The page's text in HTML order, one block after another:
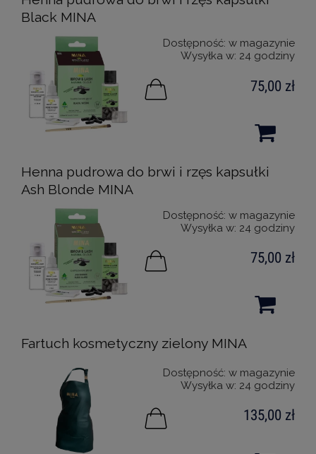
Black MINA
Dostępność: w magazynie
Wysyłka w: 24 godziny
75,00 zł
Henna pudrowa do brwi i rzęs kapsułki
Ash Blonde MINA
Dostępność: w magazynie
Wysyłka w: 24 godziny
75,00 zł
Fartuch kosmetyczny zielony MINA
Dostępność: w magazynie
Wysyłka w: 24 godziny
135,00 zł